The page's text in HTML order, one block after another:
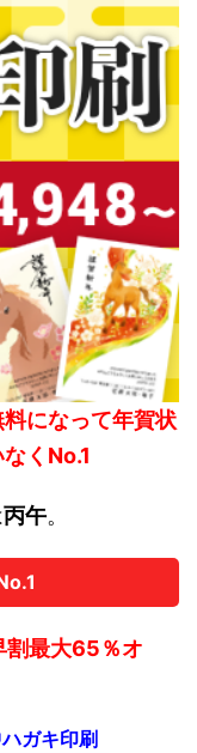
になって年賀状
くNo.1
丙午。
割最大65％オ
ガキ印刷